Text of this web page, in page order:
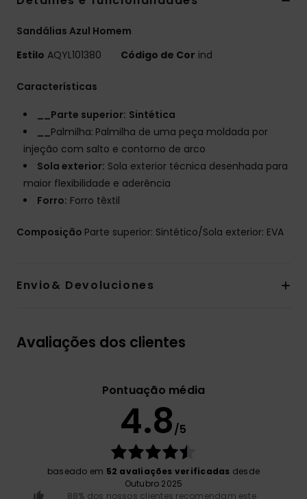
Sandálias Azul Homem
Estilo AQYL101380 Código de Cor ind
Características
__Parte superior: Sintética
__Palmilha: Palmilha de uma peça moldada por
injeção com salto e contorno de arco
Sola exterior: Sola exterior técnica desenhada para
maior flexibilidade e aderência
Forro: Forro têxtil
Composição Parte superior: Sintético/Sola exterior: EVA
Envio& Devoluciones
Avaliações dos clientes
Pontuação média
4.8/5
baseado em 52 avaliações verificadas desde
Outubro 2025
88% dos nossos clientes recomendam este